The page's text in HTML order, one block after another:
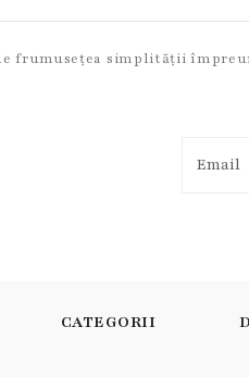
simplității
CATEGORII